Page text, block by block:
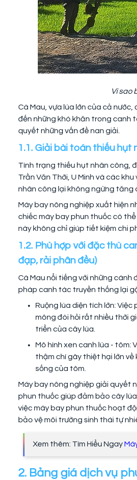
Vì sao
Cà Mau, vựa lúa lớn của cả
đến những khó khăn trong canh
quyết những vấn đề nan giải.
1.1. Giải bài toán thiếu hụt
Tình trạng thiếu hụt nhân công,
Trần Văn Thời, U Minh và các
nhân công lại không ngừng tăng
Máy bay nông nghiệp xuất hiện
chiếc máy bay phun thuốc có
này không chỉ giúp tiết kiệm chi
1.2. Phù hợp với đặc thù
đạp, rải phân đều)
Cà Mau nổi tiếng với những cánh
pháp canh tác truyền thống lại
Ruộng lúa diện tích lớn:
mông đòi hỏi rất nhiều thời
triển của cây lúa.
Mô hình xen canh lúa - tôm:
thậm chí gây thiệt hại lớn về
sống của tôm.
Máy bay nông nghiệp giải quyết
phun thuốc giúp đảm bảo cây
việc máy bay phun thuốc hoạt
bảo vệ môi trường sinh thái tự
Xem thêm: Tìm Hiểu Ngay
2. Bảng giá dịch vụ